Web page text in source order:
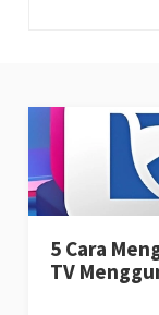
5 Cara
TV